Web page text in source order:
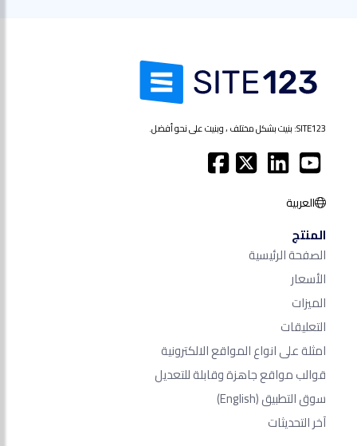
SITE123: بنيت بشكل مختلف ، وبنيت على نحو أفضل.
العربية
المنتج
الصفحة الرئيسية
الأسعار
الميزات
التعليقات
امثلة على انواع المواقع الالكترونية
قوالب مواقع جاهزة وقابلة للتعديل
سوق التطبيق(English)
آخر التحديثات